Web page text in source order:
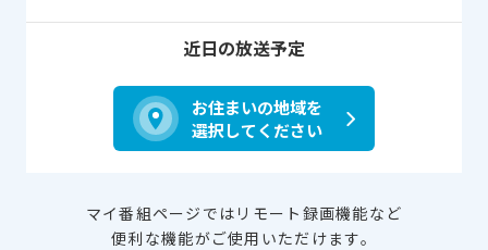
近日の放送予定
お住まいの地域を
選択してください
マイ番組ページではリモート録画機能など
便利な機能がご使用いただけます。